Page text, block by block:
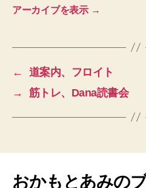
アーカイブを表示 →
←
道案内、フロイト
→
筋トレ、Dana読書会
おかもとあみの